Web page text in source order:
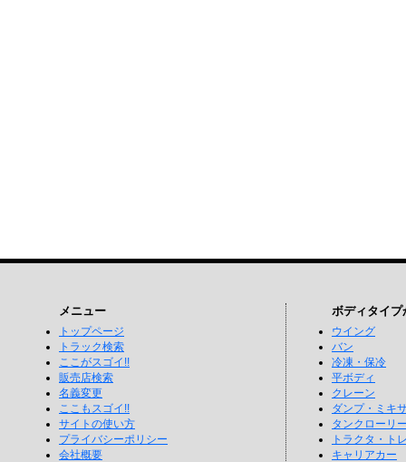
メニュー
トップページ
トラック検索
ここがスゴイ!!
販売店検索
名義変更
ここもスゴイ!!
サイトの使い方
プライバシーポリシー
会社概要
ボディタイプ
ウイング
バン
冷凍・保冷
平ボディ
クレーン
ダンプ・ミキ
タンクローリ
トラクタ・ト
キャリアカー